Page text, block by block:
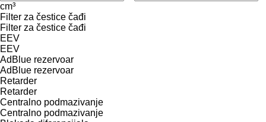
cm³
Filter za čestice čađi
Filter za čestice čađi
EEV
EEV
AdBlue rezervoar
AdBlue rezervoar
Retarder
Retarder
Centralno podmazivanje
Centralno podmazivanje